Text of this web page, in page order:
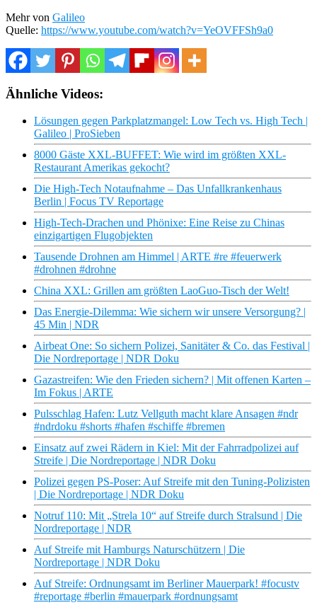
Mehr von Galileo
Quelle: https://www.youtube.com/watch?v=YeOVFFSh9a0
Ähnliche Videos:
Lösungen gegen Parkplatzmangel: Low Tech vs. High Tech |
Galileo | ProSieben
8000 Gäste XXL-BUFFET: Wie wird im größten XXL-
Restaurant Amerikas gekocht?
Die High-Tech Notaufnahme – Das Unfallkrankenhaus
Berlin | Focus TV Reportage
High-Tech-Drachen und Phönixe: Eine Reise zu Chinas
einzigartigen Flugobjekten
Tausende Drohnen am Himmel | ARTE #re #feuerwerk
#drohnen #drohne
China XXL: Grillen am größten LaoGuo-Tisch der Welt!
Das Energie-Dilemma: Wie sichern wir unsere Versorgung? |
45 Min | NDR
Airbeat One: So sichern Polizei, Sanitäter & Co. das Festival |
Die Nordreportage | NDR Doku
Gazastreifen: Wie den Frieden sichern? | Mit offenen Karten –
Im Fokus | ARTE
Pulsschlag Hafen: Lutz Vellguth macht klare Ansagen #ndr
#ndrdoku #shorts #hafen #schiffe #bremen
Einsatz auf zwei Rädern in Kiel: Mit der Fahrradpolizei auf
Streife | Die Nordreportage | NDR Doku
Polizei gegen PS-Poser: Auf Streife mit den Tuning-Polizisten
| Die Nordreportage | NDR Doku
Notruf 110: Mit „Strela 10“ auf Streife durch Stralsund | Die
Nordreportage | NDR
Auf Streife mit Hamburgs Naturschützern | Die
Nordreportage | NDR Doku
Auf Streife: Ordnungsamt im Berliner Mauerpark! #focustv
#reportage #berlin #mauerpark #ordnungsamt